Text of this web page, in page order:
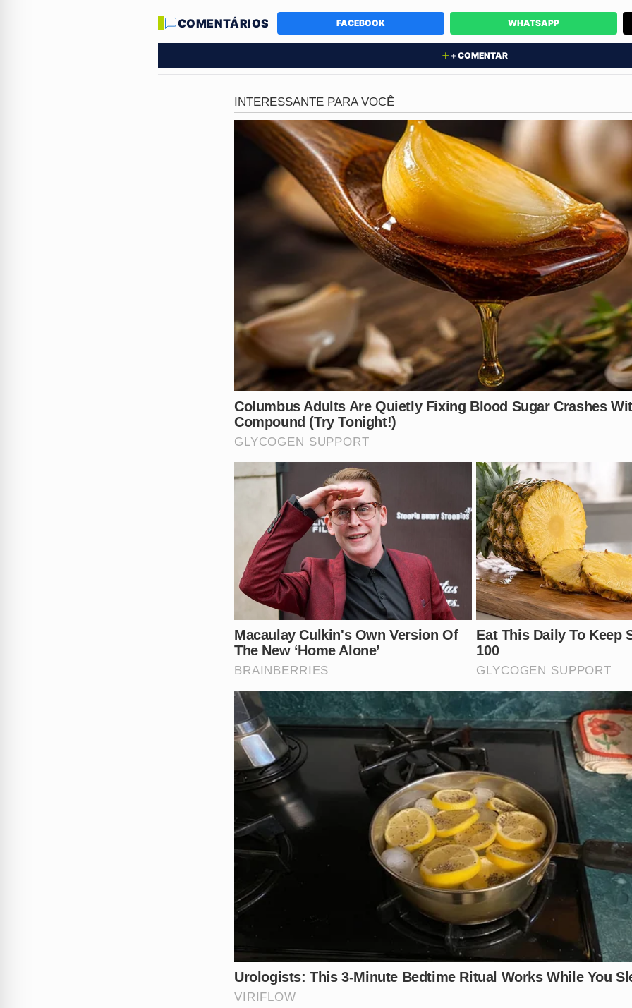
identificaçãodo veículo, o que configura um crime grave perante o código de trânsito
também apresentava aausência de retrovisores, um item obrigatório de segurança
garantir a visibilidade do condutor. Diante de tantas irregularidades acumuladas, a
A situação saiu completamente do controle quando o motociclista começou a proferir
que estavam apenas realizando seu trabalho cotidiano de monitoramento. Em
evitar as consequências legais de seus atos, ele tentou deixar o local bruscamente,
dadas pela equipe. O clima de tensão aumentou rapidamente, chamando a atenção de
pedestres que passavam pela via e presenciaram o início do confronto físico entre o
Em um ato de extrema violência e total desrespeito à autoridade, o homem desferiu um
agentes durante a tentativa de fuga e resistência física. O impacto da agressão foi
no servidor, que foi pego de surpresa pela fúria do agressor
A agressão física representa o ápice da falta de civilidade no trânsito, atingindo
organizar a circulação urbana e proteger a coletividade de condutores irregulares.
Após a agressão covarde, não houve outra alternativa senão a contenção imediata do
segurança de todos os presentes na Avenida Agamenon Magalhães. O homem foi
prontamente conduzido a umadelegacia de políciapara que as medidas criminais e
aplicadas pela autoridade policial. Ele agora deve responder perante a justiça não
com o veículo, mas também pelo crime de lesão corporal e resistência ativa à
A motocicleta, que apresentava diversas irregularidades e a placa adulterada, foi
encaminhada diretamente aodepósito da CTTU
como parte do protocolo legal. O
necessário para tratar a lesão sofrida no rosto durante o incidente e passa por exames
lamentável serve como um reflexo da intolerância crescente nas ruas brasileiras,
fiscalizações constantes e punições exemplares para quem desrespeita as leis e agride
O que você pensa sobre a falta de respeito e a violência contra agentes de trânsito que
lei? Deixe sua opinião nos comentários.
Vídeo:
COMENTÁRIOS FACEBOOK WHATSAPP
+ COMENTAR